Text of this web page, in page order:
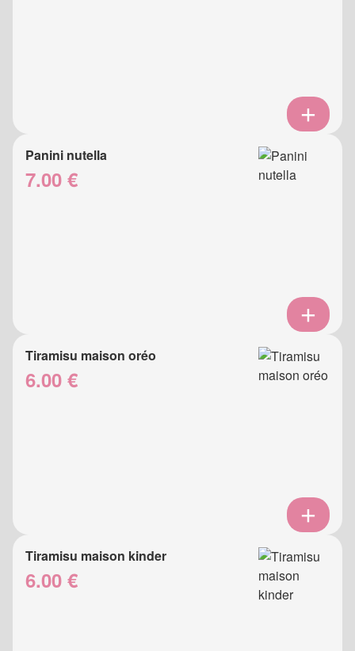
Panini nutella
7.00 €
Tiramisu maison oréo
6.00 €
Tiramisu maison kinder
6.00 €